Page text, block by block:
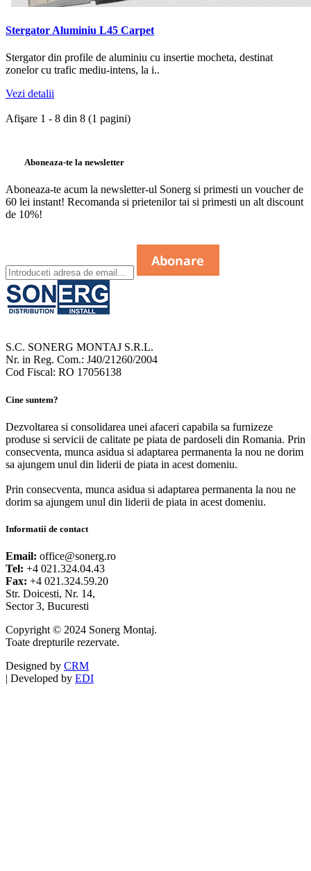
Stergator Aluminiu L45 Carpet
Stergator din profile de aluminiu cu insertie mocheta, destinat
zonelor cu trafic mediu-intens, la i..
Vezi detalii
Afişare 1 - 8 din 8 (1 pagini)
Aboneaza-te la newsletter
Aboneaza-te acum la newsletter-ul Sonerg si primesti un voucher de
60 lei instant! Recomanda si prietenilor tai si primesti un alt discount
de 10%!
S.C. SONERG MONTAJ S.R.L.
Nr. in Reg. Com.: J40/21260/2004
Cod Fiscal: RO 17056138
Cine suntem?
Dezvoltarea si consolidarea unei afaceri capabila sa furnizeze
produse si servicii de calitate pe piata de pardoseli din Romania. Prin
consecventa, munca asidua si adaptarea permanenta la nou ne dorim
sa ajungem unul din liderii de piata in acest domeniu.
Prin consecventa, munca asidua si adaptarea permanenta la nou ne
dorim sa ajungem unul din liderii de piata in acest domeniu.
Informatii de contact
Email: office@sonerg.ro
Tel: +4 021.324.04.43
Fax: +4 021.324.59.20
Str. Doicesti, Nr. 14,
Sector 3, Bucuresti
Copyright © 2024 Sonerg Montaj.
Toate drepturile rezervate.
Designed by CRM
| Developed by EDI